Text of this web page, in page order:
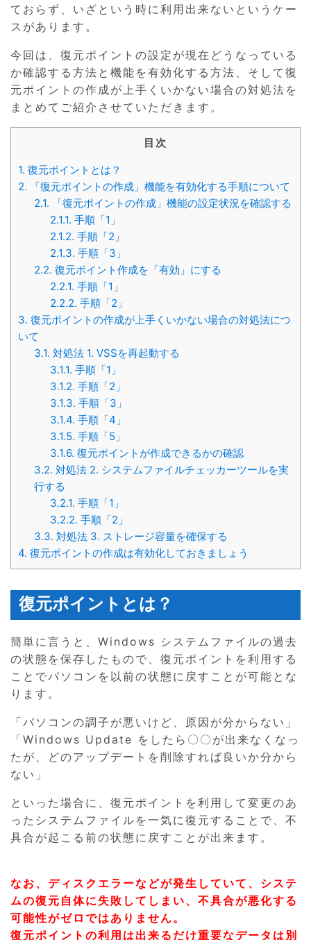
ておらず、いざという時に利用出来ないというケー
スがあります。
今回は、復元ポイントの設定が現在どうなっている
か確認する方法と機能を有効化する方法、そして復
元ポイントの作成が上手くいかない場合の対処法を
まとめてご紹介させていただきます。
目次
1. 復元ポイントとは？
2. 「復元ポイントの作成」機能を有効化する手順について
2.1. 「復元ポイントの作成」機能の設定状況を確認する
2.1.1. 手順「1」
2.1.2. 手順「2」
2.1.3. 手順「3」
2.2. 復元ポイント作成を「有効」にする
2.2.1. 手順「1」
2.2.2. 手順「2」
3. 復元ポイントの作成が上手くいかない場合の対処法につ
いて
3.1. 対処法 1. VSSを再起動する
3.1.1. 手順「1」
3.1.2. 手順「2」
3.1.3. 手順「3」
3.1.4. 手順「4」
3.1.5. 手順「5」
3.1.6. 復元ポイントが作成できるかの確認
3.2. 対処法 2. システムファイルチェッカーツールを実
行する
3.2.1. 手順「1」
3.2.2. 手順「2」
3.3. 対処法 3. ストレージ容量を確保する
4. 復元ポイントの作成は有効化しておきましょう
復元ポイントとは？
簡単に言うと、Windows システムファイルの過去
の状態を保存したもので、復元ポイントを利用する
ことでパソコンを以前の状態に戻すことが可能とな
ります。
「パソコンの調子が悪いけど、原因が分からない」
「Windows Update をしたら〇〇が出来なくなっ
たが、どのアップデートを削除すれば良いか分から
ない」
といった場合に、復元ポイントを利用して変更のあ
ったシステムファイルを一気に復元することで、不
具合が起こる前の状態に戻すことが出来ます。
なお、ディスクエラーなどが発生していて、システ
ムの復元自体に失敗してしまい、不具合が悪化する
可能性がゼロではありません。
復元ポイントの利用は出来るだけ重要なデータは別